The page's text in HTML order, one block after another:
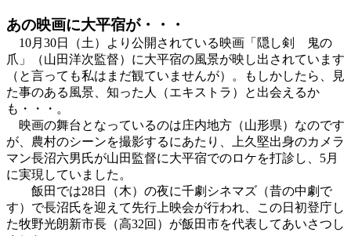
あの映画に大平宿が・・・
10月30日（土）より公開されている映画「隠し剣 鬼の
爪」（山田洋次監督）に大平宿の風景が映し出されています
（と言っても私はまだ観ていませんが）。もしかしたら、見
た事のある風景、知った人（エキストラ）と出会えるか
も・・・。
映画の舞台となっているのは庄内地方（山形県）なのです
が、農村のシーンを撮影するにあたり、上久堅出身のカメラ
マン長沼六男氏が山田監督に大平宿でのロケを打診し、5月
に実現していました。
飯田では28日（木）の夜に千劇シネマズ（昔の中劇で
す）で長沼氏を迎えて先行上映会が行われ、この日初登庁し
た牧野光朗新市長（高32回）が飯田市を代表してあいさつし